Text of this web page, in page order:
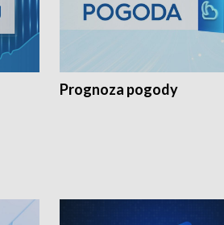
Prognoza pogody